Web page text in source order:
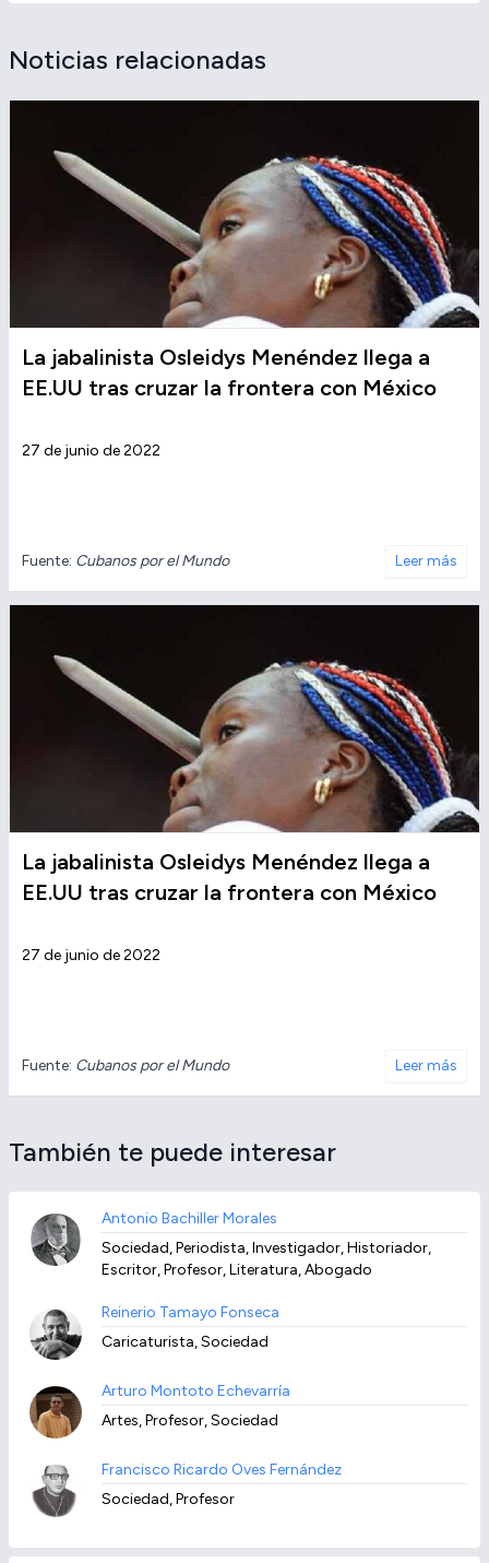
Noticias relacionadas
La jabalinista Osleidys Menéndez llega a
EE.UU tras cruzar la frontera con México
27 de junio de 2022
Fuente: Cubanos por el Mundo Leer más
La jabalinista Osleidys Menéndez llega a
EE.UU tras cruzar la frontera con México
27 de junio de 2022
Fuente: Cubanos por el Mundo Leer más
También te puede interesar
Antonio Bachiller Morales
Sociedad, Periodista, Investigador, Historiador,
Escritor, Profesor, Literatura, Abogado
Reinerio Tamayo Fonseca
Caricaturista, Sociedad
Arturo Montoto Echevarría
Artes, Profesor, Sociedad
Francisco Ricardo Oves Fernández
Sociedad, Profesor